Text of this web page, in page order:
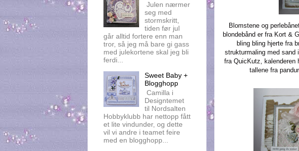
Blomstene og
blondebånd er fra Kort &
bling bling hjerte fra
strukturmaling med sand
fra QuicKutz, kalenderen
tallene fra
Julen nærmer
seg med
stormskritt,
tiden før jul
går alltid fortere enn man
tror, så jeg må bare gi gass
med julekortene skal jeg bli
ferdi...
Sweet Baby +
Blogghopp
Camilla i
Designtemet
til Nordsalten
Hobbyklubb har nettopp fått
et lite vindunder, og dette
vil vi andre i teamet feire
med en blogghopp...